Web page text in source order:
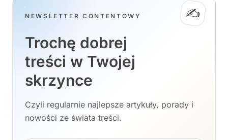
✍️
NEWSLETTER CONTENTOWY
Trochę dobrej
treści w Twojej
skrzynce
Czyli regularnie najlepsze artykuły, porady i
nowości ze świata treści.